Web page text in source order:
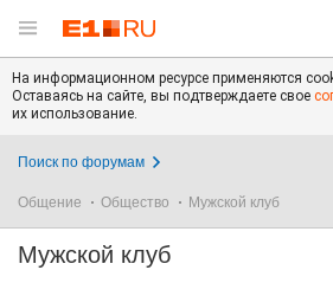
На информационном ресурсе применяются
Оставаясь на сайте, вы подтверждаете свое
их использование.
Поиск по форумам
Общение Общество Мужской клуб
Мужской клуб